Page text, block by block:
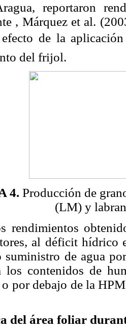
reportaron
, Márquez et al.
de la
del frijol.
4. Producción de
(LM) y
rendimientos
al déficit hídrico
suministro de agua
los contenidos de
o por debajo de la
del área foliar